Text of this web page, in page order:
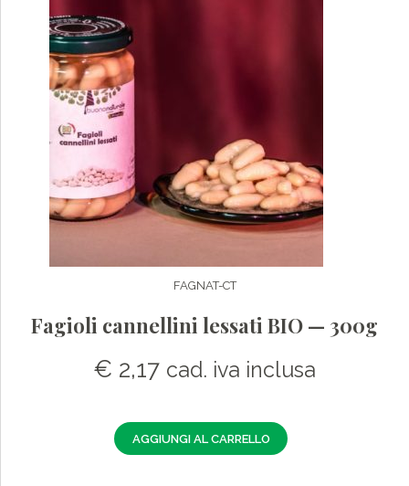
FAGNAT-CT
Fagioli cannellini lessati BIO — 300g
€ 2,17 cad. iva inclusa
AGGIUNGI AL CARRELLO